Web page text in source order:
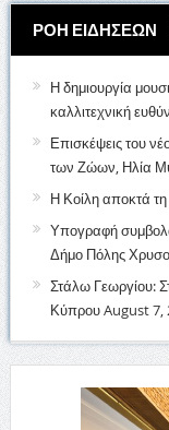
ΡΟΗ ΕΙΔΗΣΕΩΝ
Η δημιουργία
καλλιτεχνική
Επισκέψεις του
των Ζώων, Ηλία
Η Κοίλη αποκτά
Υπογραφή
Δήμο Πόλης
Στάλω Γεωργίου:
ΚύπρουAugust 7,